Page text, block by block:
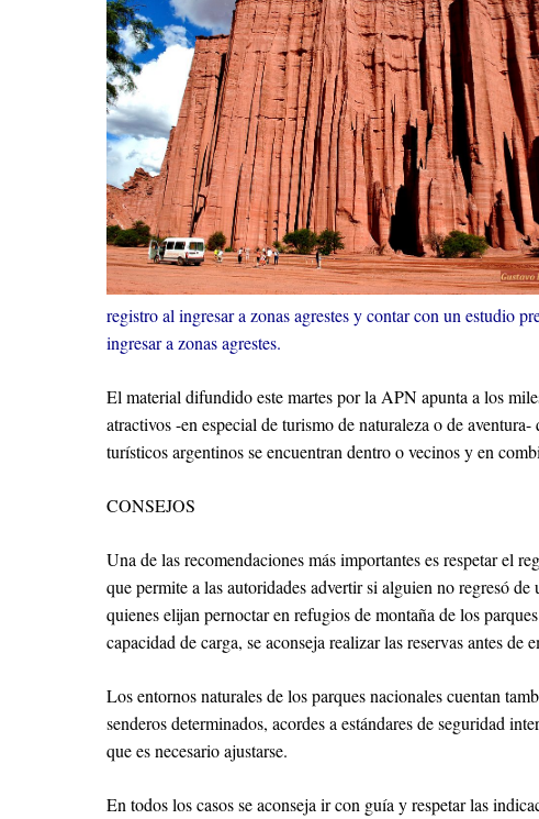
registro al ingresar a zonas agrestes y contar con un estudio
ingresar a zonas agrestes.
El material difundido este martes por la APN apunta a los
atractivos -en especial de turismo de naturaleza o de
turísticos argentinos se encuentran dentro o vecinos y en
CONSEJOS
Una de las recomendaciones más importantes es respetar el
que permite a las autoridades advertir si alguien no regresó
quienes elijan pernoctar en refugios de montaña de los
capacidad de carga, se aconseja realizar las reservas antes de
Los entornos naturales de los parques nacionales cuentan
senderos determinados, acordes a estándares de seguridad
que es necesario ajustarse.
En todos los casos se aconseja ir con guía y respetar las